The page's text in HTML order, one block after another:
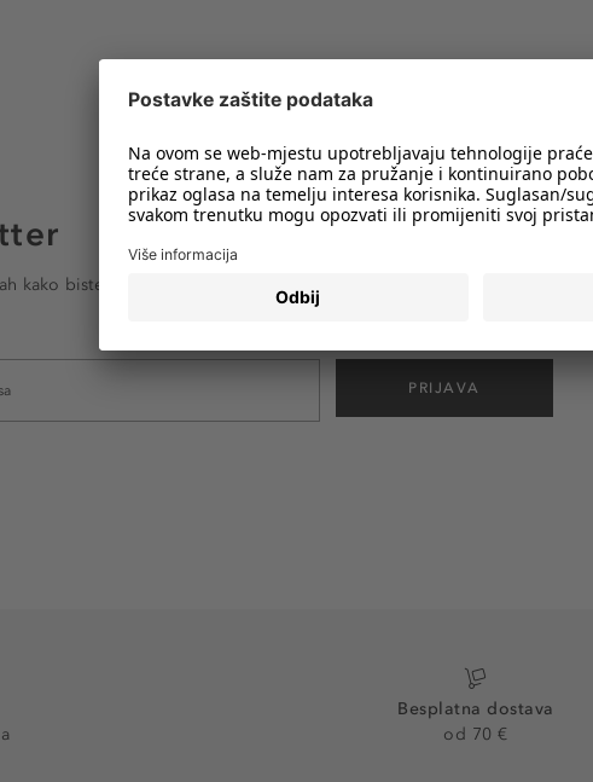
kako biste e-mailom primali obavijesti o svim trendovima i
PRIJAVA
Besplatna dostava
od 70 €